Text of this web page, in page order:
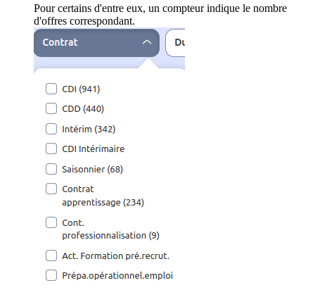
Pour certains d'entre eux, un compteur indique le nombre
d'offres correspondant.